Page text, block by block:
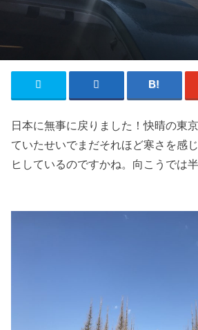
日本に無事に戻りました！快晴の東
ていたせいでまだそれほど寒さを感
ヒしているのですかね。向こうでは